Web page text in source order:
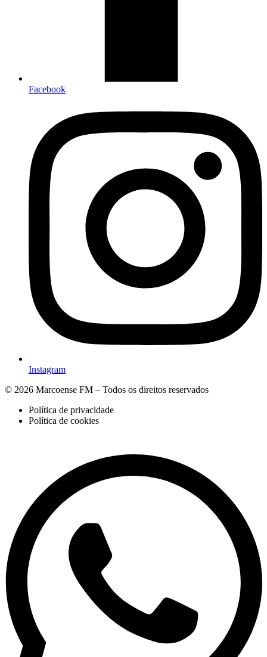
Facebook
Instagram
© 2026 Marcoense FM – Todos os direitos reservados
Política de privacidade
Política de cookies